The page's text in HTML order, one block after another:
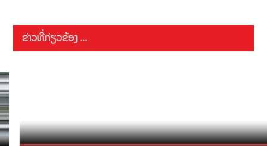
ຂ່າວທີ່ກ່ຽວຂ້ອງ ...